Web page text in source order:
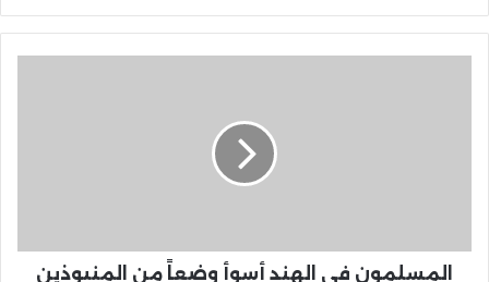
المسلمون في الهند أسوأ وضعاً من المنبوذين